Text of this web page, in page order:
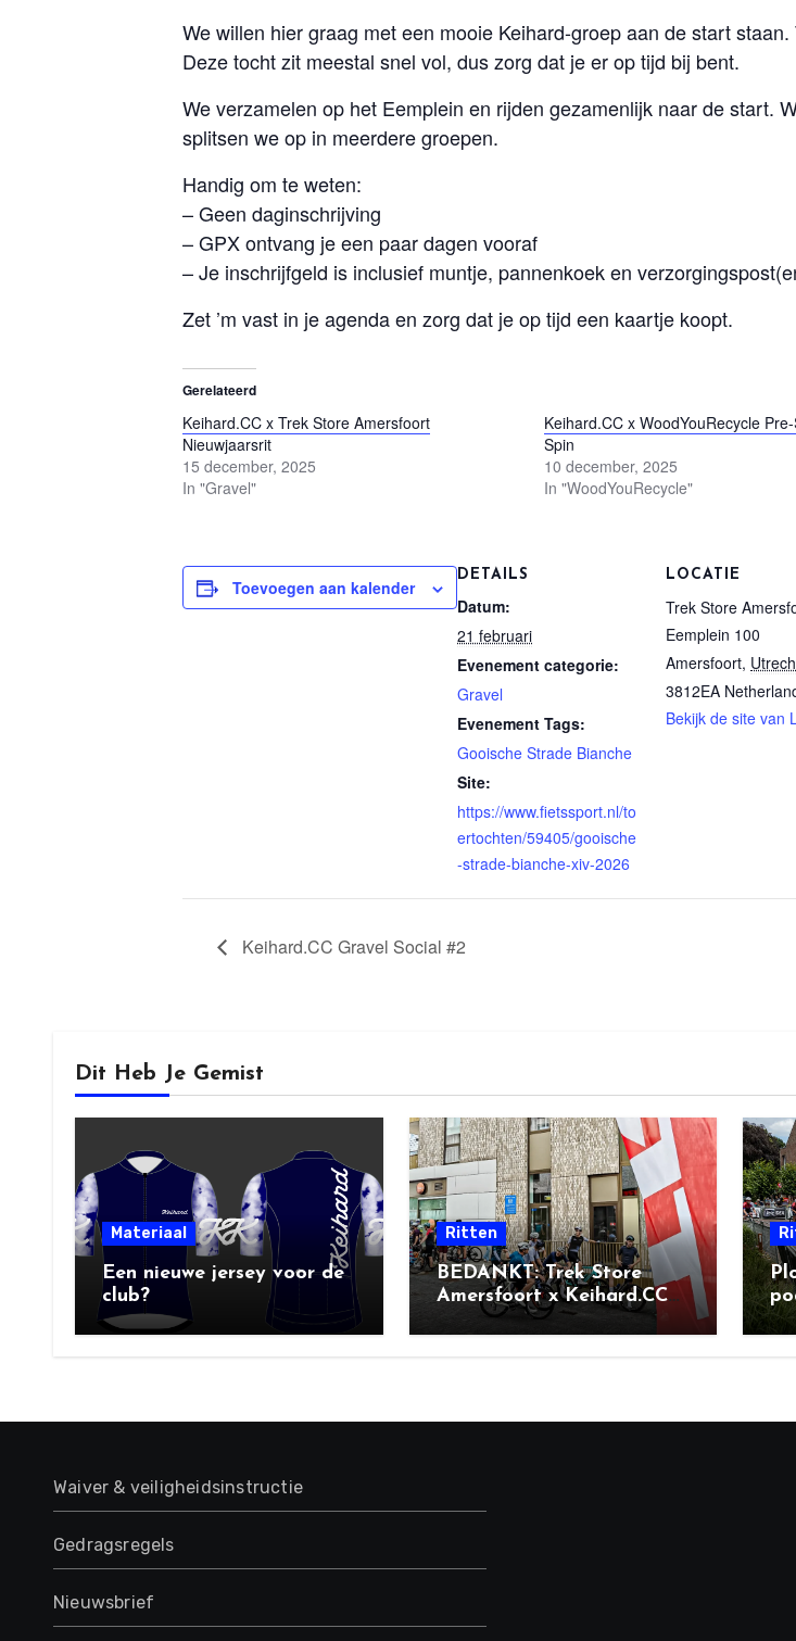
We willen hier graag met een mooie Keihard-groep aan de start
Deze tocht zit meestal snel vol, dus zorg dat je er op tijd bij bent.
We verzamelen op het Eemplein en rijden gezamenlijk naar de start.
splitsen we op in meerdere groepen.
Handig om te weten:
– Geen daginschrijving
– GPX ontvang je een paar dagen vooraf
– Je inschrijfgeld is inclusief muntje, pannenkoek en
Zet ’m vast in je agenda en zorg dat je op tijd een kaartje koopt.
Gerelateerd
Keihard.CC x Trek Store Amersfoort
Nieuwjaarsrit
15 december, 2025
In "Gravel"
Keihard.CC x WoodYouRecycle
Spin
10 december, 2025
In "WoodYouRecycle"
Toevoegen aan kalender
DETAILS
Datum:
21 februari
Evenement categorie:
Gravel
Evenement Tags:
Gooische Strade Bianche
Site:
https://www.fietssport.nl/to
ertochten/59405/gooische
-strade-bianche-xiv-2026
LOCATIE
Trek Store
Eemplein 100
Amersfoort,
3812EA
Bekijk de site van
Keihard.CC Gravel Social #2
Dit Heb Je Gemist
Materiaal
Een nieuwe jersey voor de
club?
Ritten
BEDANKT: Trek Store
Amersfoort x Keihard.CC
Social Ride + BBQ
Waiver & veiligheidsinstructie
Gedragsregels
Nieuwsbrief